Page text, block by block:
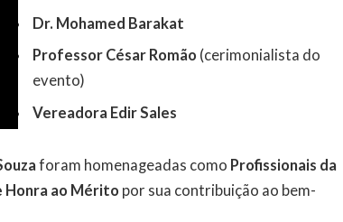
Dr. Mohamed Barakat
Professor César Romão (cerimonialista do
evento)
Vereadora Edir Sales
foram homenageadas como Profissionais da
Honra ao Mérito por sua contribuição ao bem-